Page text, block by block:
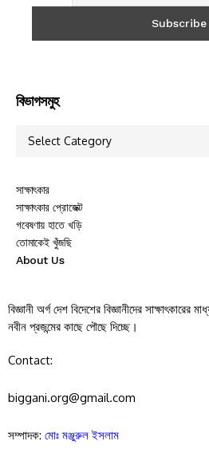
বিভাগসমুহ
সাক্ষাৎকার
সাক্ষাৎকার প্রোজেক্ট
গবেষণায় হাতে খড়ি
তোমাকেই খুঁজছি
About Us
বিজ্ঞানী অর্গ দেশ বিদেশের বিজ্ঞানীদের সাক্ষাৎকারের
নবীন প্রজন্মের কাছে পৌছে দিচ্ছে।
Contact:
biggani.org@gmail.com
সম্পাদক: মোঃ মঞ্জুরুল ইসলাম